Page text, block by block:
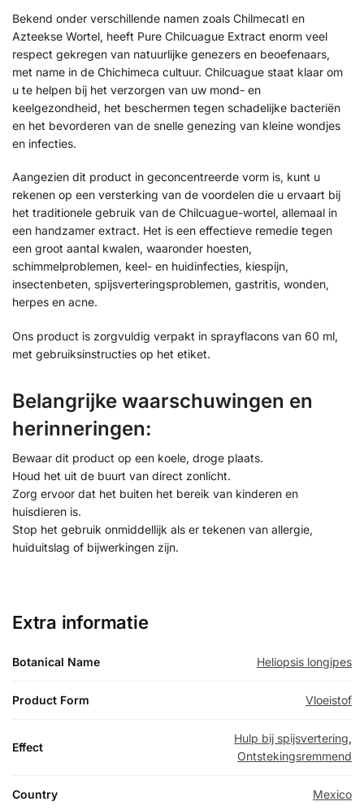
Bekend onder verschillende namen zoals Chilmecatl en
Azteekse Wortel, heeft Pure Chilcuague Extract enorm veel
respect gekregen van natuurlijke genezers en beoefenaars,
met name in de Chichimeca cultuur. Chilcuague staat klaar om
u te helpen bij het verzorgen van uw mond- en
keelgezondheid, het beschermen tegen schadelijke bacteriën
en het bevorderen van de snelle genezing van kleine wondjes
en infecties.
Aangezien dit product in geconcentreerde vorm is, kunt u
rekenen op een versterking van de voordelen die u ervaart bij
het traditionele gebruik van de Chilcuague-wortel, allemaal in
een handzamer extract. Het is een effectieve remedie tegen
een groot aantal kwalen, waaronder hoesten,
schimmelproblemen, keel- en huidinfecties, kiespijn,
insectenbeten, spijsverteringsproblemen, gastritis, wonden,
herpes en acne.
Ons product is zorgvuldig verpakt in sprayflacons van 60 ml,
met gebruiksinstructies op het etiket.
Belangrijke waarschuwingen en
herinneringen:
Bewaar dit product op een koele, droge plaats.
Houd het uit de buurt van direct zonlicht.
Zorg ervoor dat het buiten het bereik van kinderen en
huisdieren is.
Stop het gebruik onmiddellijk als er tekenen van allergie,
huiduitslag of bijwerkingen zijn.
Extra informatie
Botanical Name Heliopsis longipes
Product Form Vloeistof
Effect
Hulp bij spijsvertering,
Ontstekingsremmend
Country Mexico